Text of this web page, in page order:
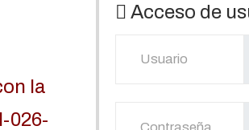
la
026-
Acceso de